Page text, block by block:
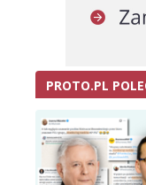
PROTO.PL